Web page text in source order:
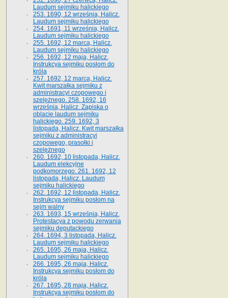
Laudum sejmiku halickiego
253. 1690, 12 września, Halicz.
Laudum sejmiku halickiego
254. 1691, 11 września, Halicz.
Laudum sejmiku halickiego
255. 1692, 12 marca, Halicz.
Laudum sejmiku halickiego
256. 1692, 12 maja, Halicz.
Instrukcya sejmiku posłom do
króla
257. 1692, 12 marca, Halicz.
Kwit marszałka sejmiku z
administracyi czopowego i
szelężnego. 258. 1692, 16
września, Halicz. Zapiska o
oblacie laudum sejmiku
halickiego. 259. 1692, 3
listopada, Halicz. Kwit marszałka
sejmiku z administracyi
czopowego, prasołki i
szelężnego
260. 1692, 10 listopada, Halicz.
Laudum elekcyjne
podkomorzego. 261. 1692, 12
listopada, Halicz. Laudum
sejmiku halickiego
262. 1692, 12 listopada, Halicz.
Instrukcya sejmiku posłom na
sejm walny
263. 1693, 15 września, Halicz.
Protestacya z powodu zerwania
sejmiku deputackiego
264. 1694, 3 listopada, Halicz.
Laudum sejmiku halickiego
265. 1695, 26 maja, Halicz.
Laudum sejmiku halickiego
266. 1695, 26 maja, Halicz.
Instrukcya sejmiku posłom do
króla
267. 1695, 28 maja, Halicz.
Instrukcya sejmiku posłom do